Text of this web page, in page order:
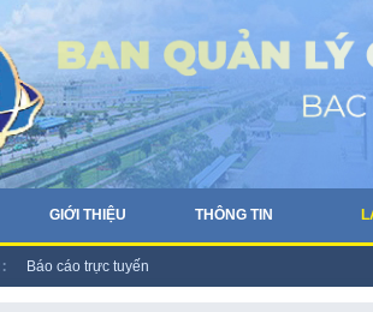
GIỚI THIỆU THÔNG TIN
Báo cáo trực tuyến